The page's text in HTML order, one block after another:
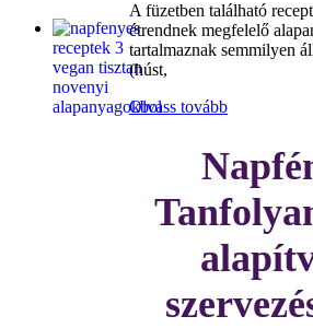
A füzetben található
étrendnek megfelelő
tartalmaznak semmilyen
(húst,
Olvass tovább